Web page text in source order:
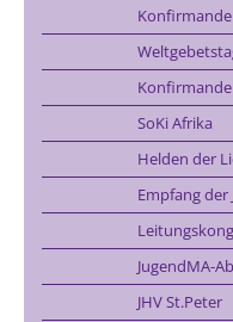
SoKi Afrika
Helden der
Empfang der
JugendMA-
JHV St.Peter